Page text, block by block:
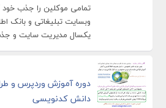
تمامی موکلین را جذب
وبسایت تبلیغاتی و بانک
یکسال مدیریت سایت و
دوره آموزش وردپرس و
دانش کدنویسی